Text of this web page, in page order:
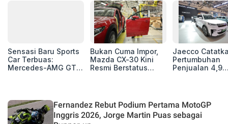
Sensasi Baru Sports
Car Terbuas:
Mercedes-AMG GT
Bukan Cuma Impor,
Mazda CX-30 Kini
Resmi Berstatus
Jaecco
Pertumbuhan
Penjualan 4,9
Fernandez Rebut Podium Pertama MotoGP
Inggris 2026, Jorge Martin Puas sebagai